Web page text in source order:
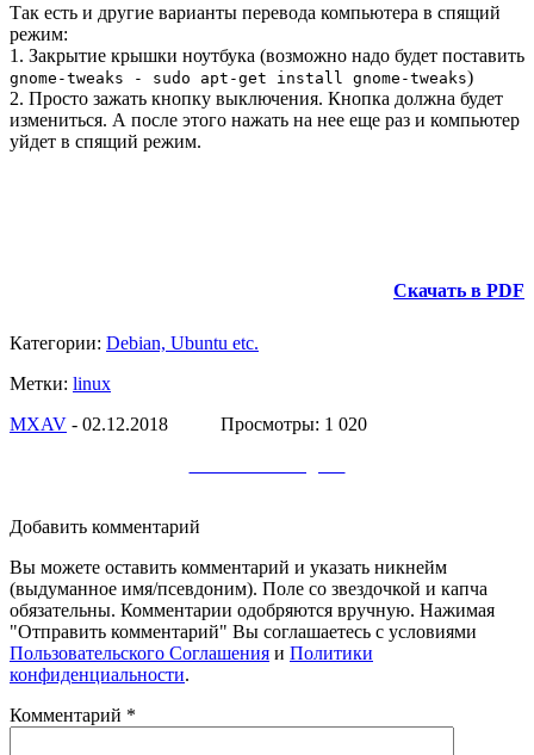
Так есть и другие варианты перевода компьютера в спящий
режим:
1. Закрытие крышки ноутбука (возможно надо будет поставить
gnome-tweaks - sudo apt-get install gnome-tweaks)
2. Просто зажать кнопку выключения. Кнопка должна будет
измениться. А после этого нажать на нее еще раз и компьютер
уйдет в спящий режим.
Скачать в PDF
Категории: Debian, Ubuntu etc.
Метки: linux
МXAV - 02.12.2018 Просмотры: 1 020
Добавить комментарий
Вы можете оставить комментарий и указать никнейм
(выдуманное имя/псевдоним). Поле со звездочкой и капча
обязательны. Комментарии одобряются вручную. Нажимая
"Отправить комментарий" Вы соглашаетесь с условиями
Пользовательского Соглашения и Политики
конфиденциальности.
Комментарий *